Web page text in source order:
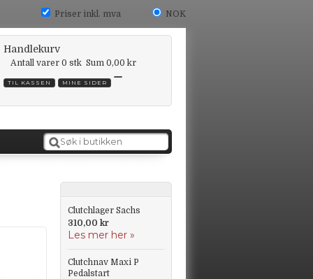
NOK
Priser inkl. mva
Handlekurv
Antall varer 0 stk Sum 0,00 kr
TIL KASSEN MINE SIDER
Clutchlager Sachs
310,00 kr
Les mer her »
Clutchnav Maxi P
Pedalstart